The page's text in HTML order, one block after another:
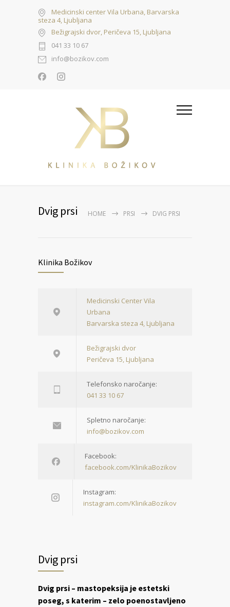
Medicinski center Vila Urbana, Barvarska
steza 4, Ljubljana
Bežigrajski dvor, Peričeva 15, Ljubljana
041 33 10 67
info@bozikov.com
Dvig prsi HOME PRSI DVIG PRSI
Klinika Božikov
Medicinski Center Vila
Urbana
Barvarska steza 4, Ljubljana
Bežigrajski dvor
Peričeva 15, Ljubljana
Telefonsko naročanje:
041 33 10 67
Spletno naročanje:
info@bozikov.com
Facebook:
facebook.com/KlinikaBozikov
Instagram:
instagram.com/KlinikaBozikov
Dvig prsi
Dvig prsi – mastopeksija je estetski
poseg, s katerim – zelo poenostavljeno